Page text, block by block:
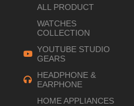
ALL PRODUCT
WATCHES
COLLECTION
YOUTUBE STUDIO
GEARS
HEADPHONE &
EARPHONE
HOME APPLIANCES